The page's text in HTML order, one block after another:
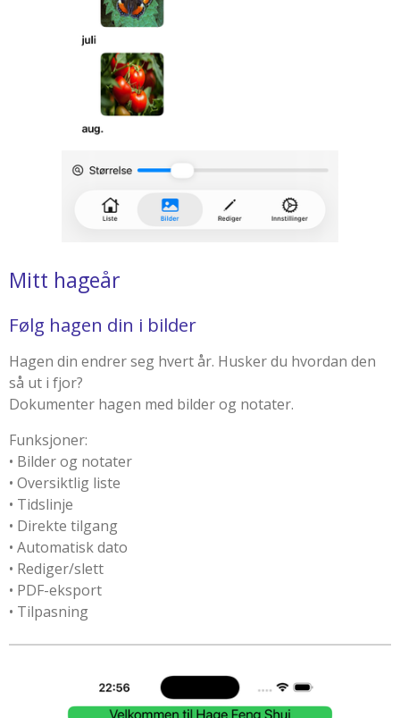
Mitt hageår
Følg hagen din i bilder
Hagen din endrer seg hvert år. Husker du hvordan den
så ut i fjor?
Dokumenter hagen med bilder og notater.
Funksjoner:
• Bilder og notater
• Oversiktlig liste
• Tidslinje
• Direkte tilgang
• Automatisk dato
• Rediger/slett
• PDF-eksport
• Tilpasning